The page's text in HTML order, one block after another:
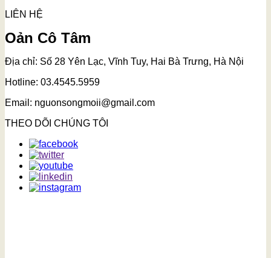
LIÊN HỆ
Oản Cô Tâm
Địa chỉ: Số 28 Yên Lạc, Vĩnh Tuy, Hai Bà Trưng, Hà Nội
Hotline: 03.4545.5959
Email: nguonsongmoii@gmail.com
THEO DÕI CHÚNG TÔI